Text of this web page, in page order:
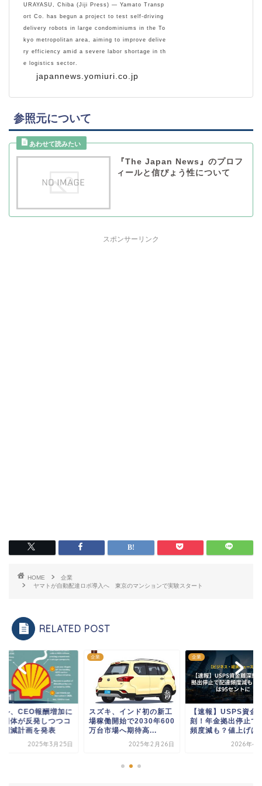
japannews.yomiuri.co.jp
URAYASU, Chiba (Jiji Press) — Yamato Transp
ort Co. has begun a project to test self-driving
delivery robots in large condominiums in the To
kyo metropolitan area, aiming to improve delive
ry efficiency amid a severe labor shortage in th
e logistics sector.
参照元について
『The Japan News』のプロフ
ィールと信ぴょう性について
スポンサーリンク
HOME
企業
ヤマトが自動配達ロボ導入へ 東京のマンションで実験スタート
RELATED POST
ル、CEO報酬増加に
団体が反発しつつコ
削減計画を発表
2025年3月25日
企業
スズキ、インド初の新工
場稼働開始で2030年600
万台市場へ期待高...
2025年2月26日
企業
【速報】USPS資金
刻！年金拠出停止で
頻度減も？値上げは
2026年4